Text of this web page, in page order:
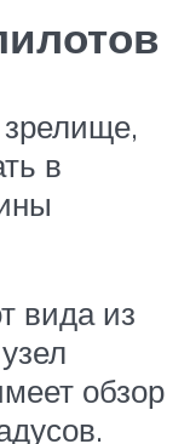
в
вида из
обзор